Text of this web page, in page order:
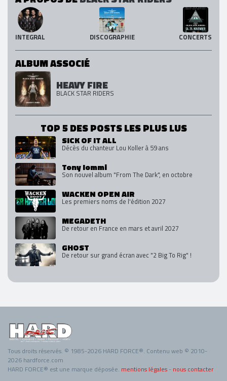
INTEGRAL DISCOGRAPHIE CONCERTS
ALBUM ASSOCIÉ
HEAVY FIRE
BLACK STAR RIDERS
TOP 5 DES POSTS LES PLUS LUS
SICK OF IT ALL
Décès du chanteur Lou Koller à 59 ans
Tony Iommi
Son nouvel album "From The Dark", en octobre
WACKEN OPEN AIR
Les premiers noms de l'édition 2027
MEGADETH
De retour en France en mars et avril 2027
GHOST
De retour sur grand écran avec "2 Big To Rig" !
Tous droits réservés. © 1985-2026 HARD FORCE®. Contenu web © 2010-
2026 hardforce.com
HARD FORCE® est une marque déposée. mentions légales - nous contacter